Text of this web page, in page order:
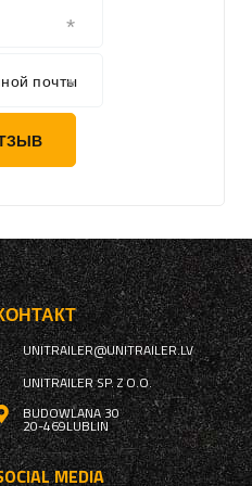
почты
UNITRAILER@UNITRAILER.LV
UNITRAILER SP. Z O.O.
BUDOWLANA 30
20-469LUBLIN
MEDIA